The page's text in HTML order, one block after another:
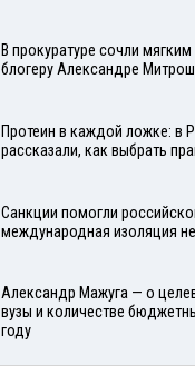
В прокуратуре сочли
блогеру Александре
Протеин в каждой ложке: в
рассказали, как выбрать
Санкции помогли
международная изоляция
Александр Мажуга — о
вузы и количестве
году